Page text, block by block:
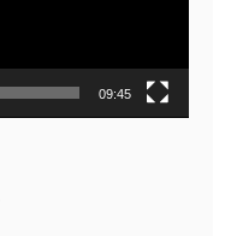
09:45